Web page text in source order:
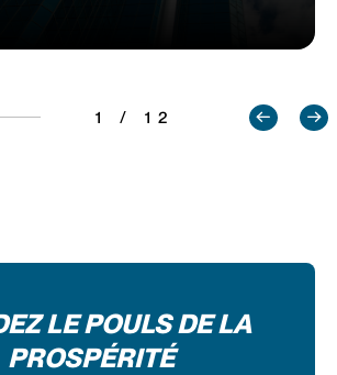
1 / 12
LE POULS DE LA
PROSPÉRITÉ